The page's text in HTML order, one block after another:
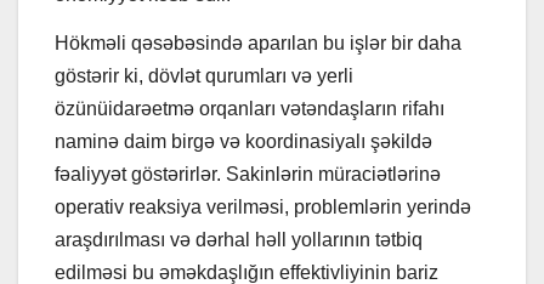
Hökməli qəsəbəsində aparılan bu işlər bir daha
göstərir ki, dövlət qurumları və yerli
özünüidarəetmə orqanları vətəndaşların rifahı
naminə daim birgə və koordinasiyalı şəkildə
fəaliyyət göstərirlər. Sakinlərin müraciətlərinə
operativ reaksiya verilməsi, problemlərin yerində
araşdırılması və dərhal həll yollarının tətbiq
edilməsi bu əməkdaşlığın effektivliyinin bariz